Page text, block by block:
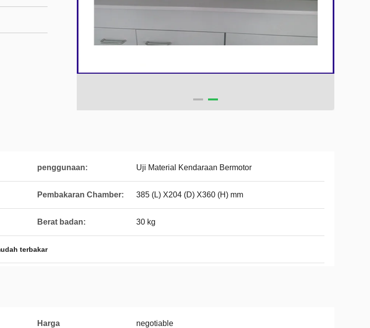
penggunaan: Uji Material Kendaraan Bermotor
Pembakaran Chamber: 385 (L) X204 (D) X360 (H) mm
Berat badan: 30 kg
terbakar
Harga negotiable